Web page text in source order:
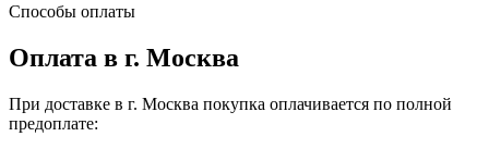
Способы оплаты
Оплата в г. Москва
При доставке в г. Москва покупка оплачивается по полной
предоплате: